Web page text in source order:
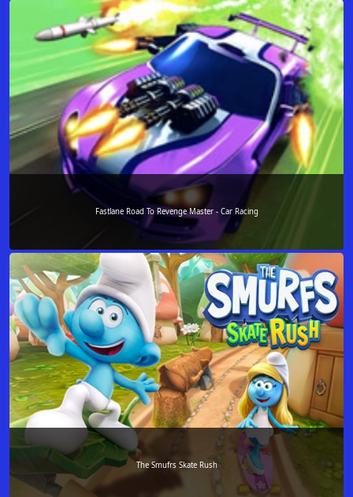
Fastlane Road To Revenge Master - Car Racing
The Smufrs Skate Rush